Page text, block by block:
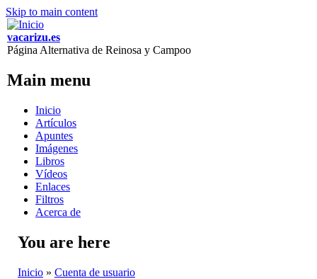
Skip to main content
vacarizu.es
Página Alternativa de Reinosa y Campoo
Main menu
Inicio
Artículos
Apuntes
Imágenes
Libros
Vídeos
Enlaces
Filtros
Acerca de
You are here
Inicio » Cuenta de usuario